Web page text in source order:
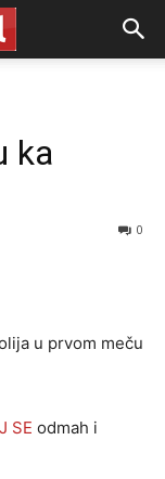
ka
0
u prvom meču
SE odmah i